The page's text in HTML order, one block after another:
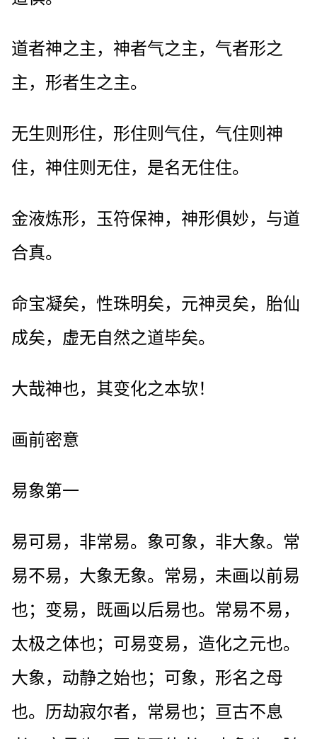
道者神之主，神者气之主，气者形之
主，形者生之主。
无生则形住，形住则气住，气住则神
住，神住则无住，是名无住住。
金液炼形，玉符保神，神形俱妙，与道
合真。
命宝凝矣，性珠明矣，元神灵矣，胎仙
成矣，虚无自然之道毕矣。
大哉神也，其变化之本欤！
画前密意
易象第一
易可易，非常易。象可象，非大象。常
易不易，大象无象。常易，未画以前易
也；变易，既画以后易也。常易不易，
太极之体也；可易变易，造化之元也。
大象，动静之始也；可象，形名之母
也。历劫寂尔者，常易也；亘古不息